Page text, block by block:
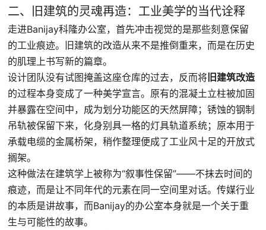
二、旧建筑的灵魂再造：工业美学的当代诠释
走进Banijay科隆办公室，首先冲击视觉的是那些刻意保留
的工业痕迹。旧建筑的改造从来不是推倒重来，而是在历史
的肌理上书写新的篇章。
设计团队没有试图掩盖这座仓库的过去，反而将 旧建筑改造
的过程本身变成了一种美学宣言。原有的混凝土立柱被加固
并暴露在空间中，成为划分功能区的天然屏障；锈蚀的钢制
吊轨被保留下来，化身别具一格的灯具轨道系统；原本用于
承载电缆的金属桥架，稍作整理便成了工业风十足的开放式
搁架。
这种做法在建筑学上被称为“叙事性保留”——不抹去时间的
痕迹，而是让不同年代的元素在同一空间里对话。传媒行业
的本质是讲故事，而Banijay的办公室本身就是一个关于重
生与可能性的故事。